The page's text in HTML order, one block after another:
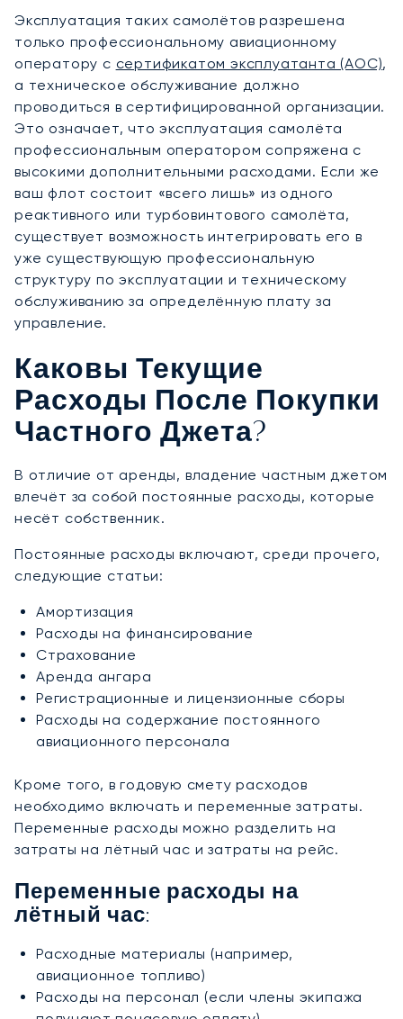
Эксплуатация таких самолётов разрешена
только профессиональному авиационному
оператору с сертификатом эксплуатанта (AOC),
а техническое обслуживание должно
проводиться в сертифицированной организации.
Это означает, что эксплуатация самолёта
профессиональным оператором сопряжена с
высокими дополнительными расходами. Если же
ваш флот состоит «всего лишь» из одного
реактивного или турбовинтового самолёта,
существует возможность интегрировать его в
уже существующую профессиональную
структуру по эксплуатации и техническому
обслуживанию за определённую плату за
управление.
Каковы Текущие
Расходы После Покупки
Частного Джета?
В отличие от аренды, владение частным джетом
влечёт за собой постоянные расходы, которые
несёт собственник.
Постоянные расходы включают, среди прочего,
следующие статьи:
Амортизация
Расходы на финансирование
Страхование
Аренда ангара
Регистрационные и лицензионные сборы
Расходы на содержание постоянного
авиационного персонала
Кроме того, в годовую смету расходов
необходимо включать и переменные затраты.
Переменные расходы можно разделить на
затраты на лётный час и затраты на рейс.
Переменные расходы на
лётный час:
Расходные материалы (например,
авиационное топливо)
Расходы на персонал (если члены экипажа